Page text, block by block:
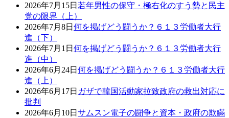
2026年7月15日 若年男性の保守・極右化のすう勢と民主
党の限界（上）
2026年7月8日 何を掲げどう闘うか？６１３労働者大行
進（下）
2026年7月1日 何を掲げどう闘うか？６１３労働者大行
進（中）
2026年6月24日 何を掲げどう闘うか？６１３労働者大行
進（上）
2026年6月17日 ガザで韓国活動家拉致政府の救出対応に
批判
2026年6月10日 サムスン電子の闘争と資本・政府の欺瞞